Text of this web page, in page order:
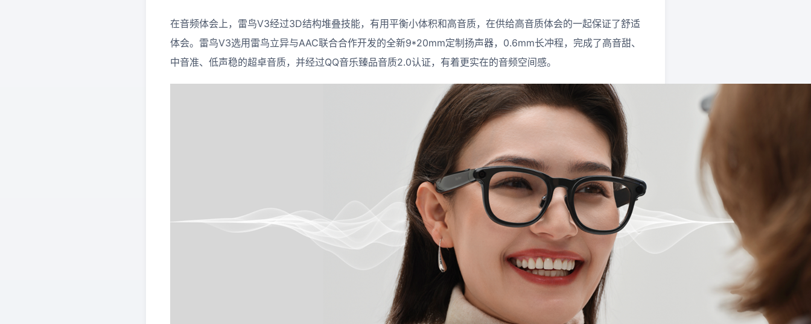
在音频体会上，雷鸟V3经过3D结构堆叠技能，有用平衡小体积和高音质，在供给高音质体会的一起保证了舒适
体会。雷鸟V3选用雷鸟立异与AAC联合合作开发的全新9*20mm定制扬声器，0.6mm长冲程，完成了高音甜、
中音准、低声稳的超卓音质，并经过QQ音乐臻品音质2.0认证，有着更实在的音频空间感。